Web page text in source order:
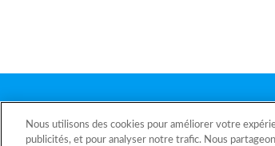
Nous utilisons des cookies pour améliorer votre
publicités, et pour analyser notre trafic. Nous